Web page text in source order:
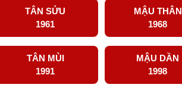
TÂN SỬU
1961
MẬU THÂN
1968
TÂN MÙI
1991
MẬU DẦN
1998